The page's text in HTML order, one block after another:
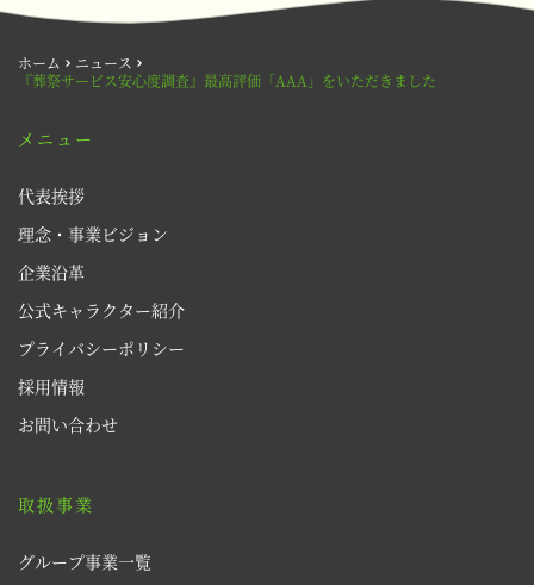
ホーム
ニュース
『葬祭サービス安心度調査』最高評価「AAA」をいただきました
メニュー
代表挨拶
理念・事業ビジョン
企業沿革
公式キャラクター紹介
プライバシーポリシー
採用情報
お問い合わせ
取扱事業
グループ事業一覧